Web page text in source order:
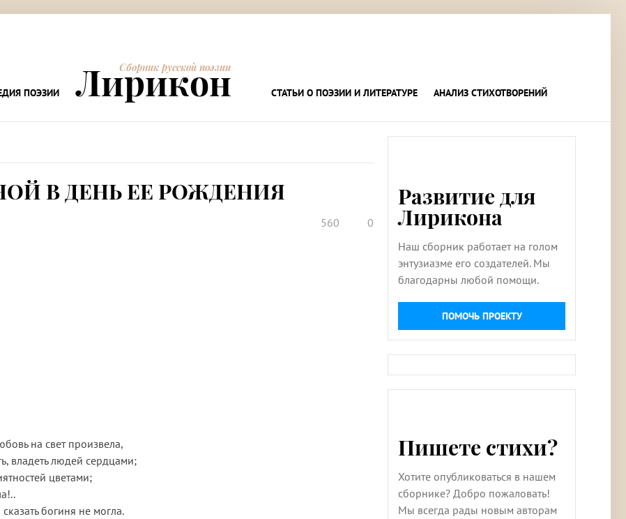
ПОЭЗИИ
Сборник русской поэзии
Лирикон СТАТЬИ О ПОЭЗИИ И ЛИТЕРАТУРЕ АНАЛИЗ СТИХОТВОРЕНИЙ
В ДЕНЬ ЕЕ РОЖДЕНИЯ
560 0
на свет произвела,
владеть людей сердцами;
цветами;
богиня не могла.
Развитие для
Лирикона
Наш сборник работает на голом
энтузиазме его создателей. Мы
благодарны любой помощи.
ПОМОЧЬ ПРОЕКТУ
Пишете стихи?
Хотите опубликоваться в нашем
сборнике? Добро пожаловать!
Мы всегда рады новым авторам